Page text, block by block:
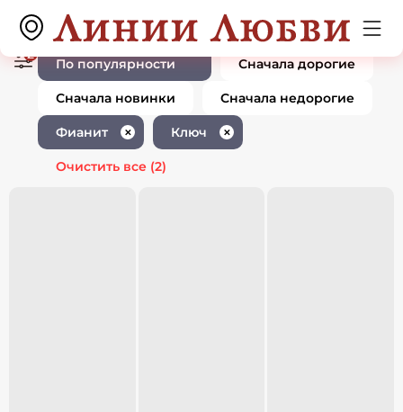
Ювелирные изделия с фианитом
ключ
0 товаров
2
По популярности Сначала дорогие
Сначала новинки Сначала недорогие
Фианит ✕ Ключ ✕
Очистить все (2)